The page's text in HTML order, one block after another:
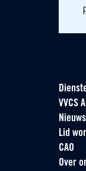
VVCS
Nieuws
Lid
CAO
Over